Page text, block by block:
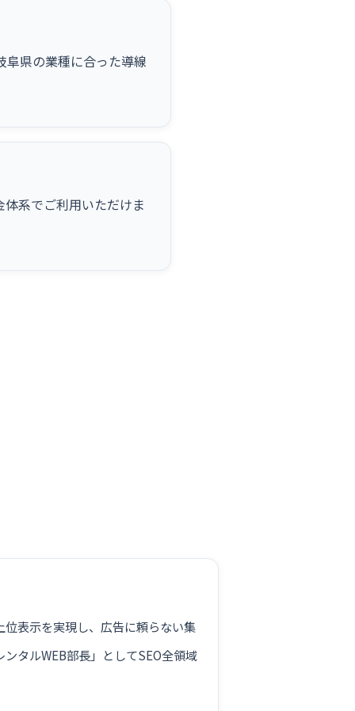
県の業種に合った導線
系でご利用いただけま
表示を実現し、広告に頼らない集
タルWEB部長」としてSEO全領域